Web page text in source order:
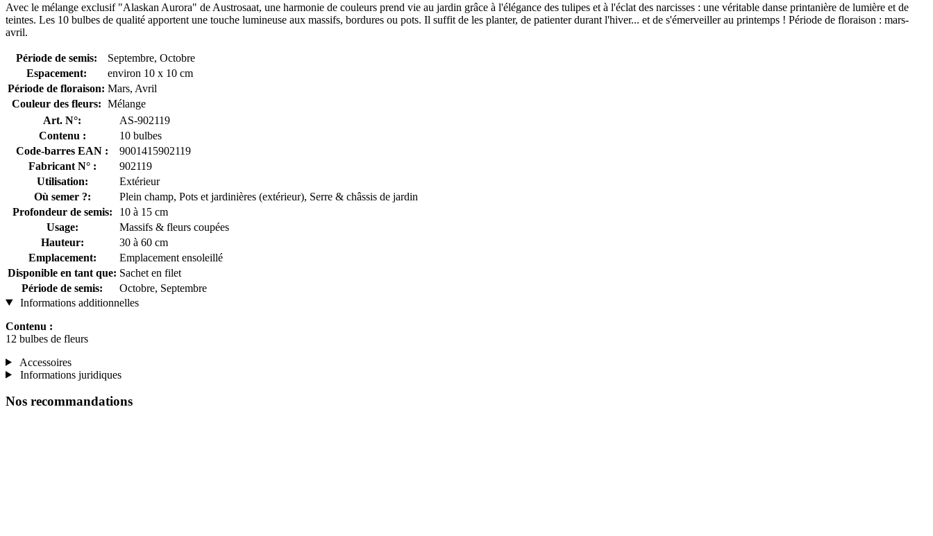
Avec le mélange exclusif "Alaskan Aurora" de Austrosaat, une harmonie de couleurs prend vie au jardin grâce à l'élégance des tulipes et à l'éclat des narcisses : une véritable danse printanière de lumière et de
teintes. Les 10 bulbes de qualité apportent une touche lumineuse aux massifs, bordures ou pots. Il suffit de les planter, de patienter durant l'hiver... et de s'émerveiller au printemps ! Période de floraison : mars-
avril.
Période de semis:
Septembre, Octobre
Espacement:
environ 10 x 10 cm
Période de floraison: Mars, Avril
Couleur des fleurs: Mélange
Art. N°:
AS-902119
Contenu :
10 bulbes
Code-barres EAN :
9001415902119
Fabricant N° :
902119
Utilisation:
Extérieur
Où semer ?:
Plein champ, Pots et jardinières (extérieur), Serre & châssis de jardin
Profondeur de semis:
10 à 15 cm
Usage:
Massifs & fleurs coupées
Hauteur:
30 à 60 cm
Emplacement:
Emplacement ensoleillé
Disponible en tant que: Sachet en filet
Période de semis:
Octobre, Septembre
Informations additionnelles
Contenu :
12 bulbes de fleurs
Accessoires
Informations juridiques
Nos recommandations